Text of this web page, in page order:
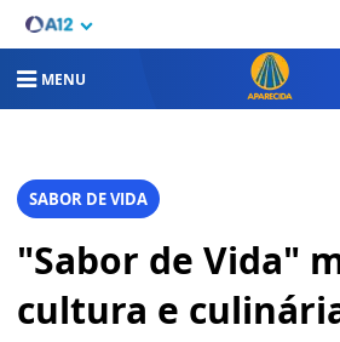
MENU
SABOR DE VIDA
"Sabor de Vida"
cultura e